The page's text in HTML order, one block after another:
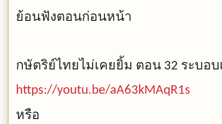
ย้อนฟังตอนก่อนหน้า
กษัตริย์ไทยไม่เคยยิ้ม ตอน 32 ระบอบ
https://youtu.be/aA63kMAqR1s
หรือ